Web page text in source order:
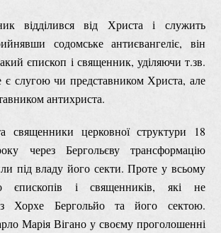
відділився від Христа і служить
содомське антиєвангеліє, він
єпископ і священник, уділяючи т.зв.
є слугою чи представником Христа, але
антихриста.
священники церковної структури 18
через Бергольєву трансформацію
під владу його секти. Проте у всьому
єпископів і священників, які не
Хорхе Бергольйо та його сектою.
Марія Вігано у своєму проголошенні